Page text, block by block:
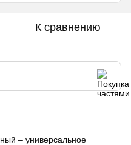
К сравнению
– универсальное